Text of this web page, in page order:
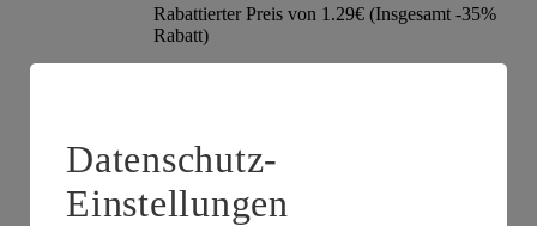
Rabattierter Preis von 1.29€ (Insgesamt -35%
Rabatt)
Datenschutz-
Einstellungen